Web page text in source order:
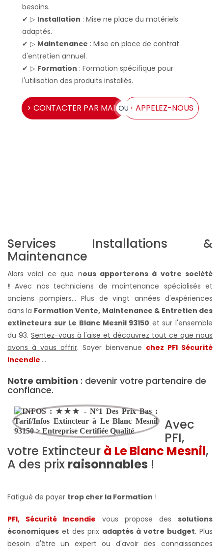
besoins.
✔ ▷ Installation : Mise ne place du matériels
adaptés.
✔ ▷ Maintenance : Mise en place de contrat
d'entretien annuel.
✔ ▷ Formation : Formation spécifique pour
l'utilisation des produits installés.
> CONTACTER PAR MAILOU > APPELEZ-NOUS
Services Installations &
Maintenance
Alors voici ce que nous apporterons à votre société
! Avec nos techniciens de maintenance spécialisés et
anciens pompiers... Plus de vingt années d'expériences
dans la Formation Vente, Maintenance & Entretien des
extincteurs sur Le Blanc Mesnil 93150 et sur l'ensemble
du 93. Sentez-vous à l'aise et découvrez tout ce que nous
avons à vous offrir. Soyer bienvenue chez PFI Sécurité
Incendie….
Notre ambition : devenir votre partenaire de
confiance.
Avec
PFI,
votre Extincteur à Le Blanc Mesnil,
A des prix raisonnables !
Fatigué de payer trop cher la Formation !
PFI, Sécurité Incendie vous propose des solutions
économiques et des prix adaptés à votre budget. Plus
besoin d'être un expert ou d'avoir des connaissances